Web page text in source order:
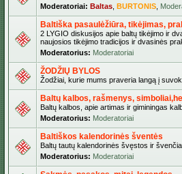
Moderatoriai: Baltas BURTONIS
Baltiška pasaulėžiūra, tikėjimas,
2 LYGIO diskusijos apie baltų tikėjimo ir
naujosios tikėjimo tradicijos ir dvasinės
Moderatorius: Moderatoriai
ŽODŽIŲ BYLOS
Žodžiai, kurie mums praveria langą į
Baltų kalbos, rašmenys,
Baltų kalbos, apie artimas ir giminingas
Moderatorius: Moderatoriai
Baltiškos kalendorinės šventės
Baltų tautų kalendorinės švęstos ir
Moderatorius: Moderatoriai